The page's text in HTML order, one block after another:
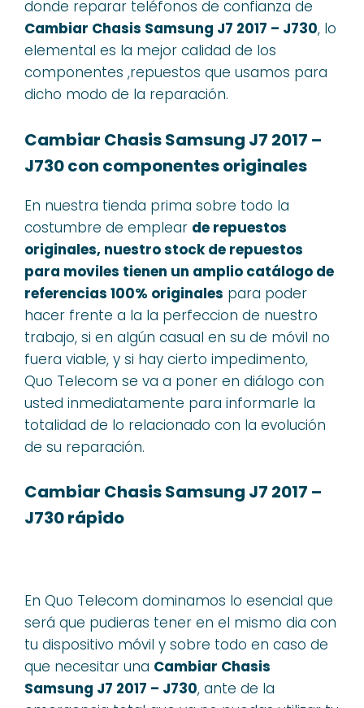
donde reparar teléfonos de confianza de
Cambiar Chasis Samsung J7 2017 – J730, lo
elemental es la mejor calidad de los
componentes ,repuestos que usamos para
dicho modo de la reparación.
Cambiar Chasis Samsung J7 2017 –
J730 con componentes originales
En nuestra tienda prima sobre todo la
costumbre de emplear de repuestos
originales, nuestro stock de repuestos
para moviles tienen un amplio catálogo de
referencias 100% originales para poder
hacer frente a la la perfeccion de nuestro
trabajo, si en algún casual en su de móvil no
fuera viable, y si hay cierto impedimento,
Quo Telecom se va a poner en diálogo con
usted inmediatamente para informarle la
totalidad de lo relacionado con la evolución
de su reparación.
Cambiar Chasis Samsung J7 2017 –
J730 rápido
En Quo Telecom dominamos lo esencial que
será que pudieras tener en el mismo dia con
tu dispositivo móvil y sobre todo en caso de
que necesitar una Cambiar Chasis
Samsung J7 2017 – J730, ante de la